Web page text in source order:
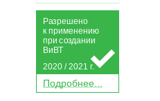
Подробнее...
Разрешено
к применению
присоздании
Ви ВТ
2020 / 2021 г.